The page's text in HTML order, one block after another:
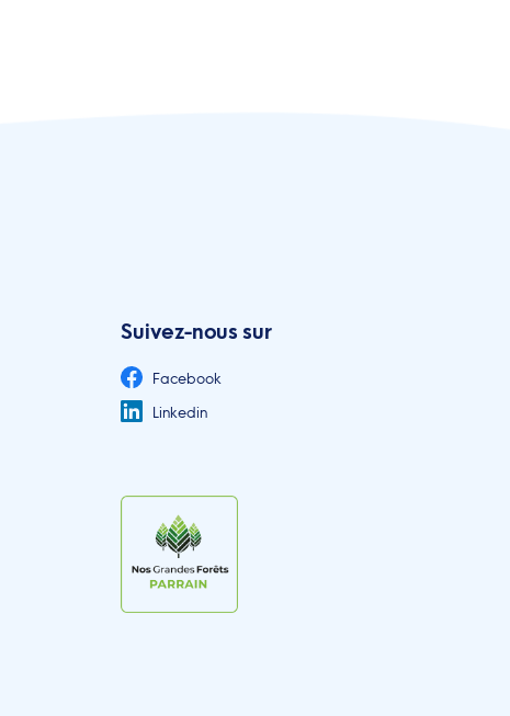
Suivez-nous sur
Facebook
Linkedin